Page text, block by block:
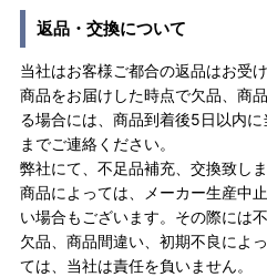
返品・交換について
当社はお客様ご都合の返品はお受
商品をお届けした時点で欠品、商
る場合には、商品到着後5日以内
までご連絡ください。
弊社にて、不足品補充、交換致しま
商品によっては、メーカー生産中
い場合もございます。その際には
欠品、商品間違い、初期不良によ
ては、当社は責任を負いません。